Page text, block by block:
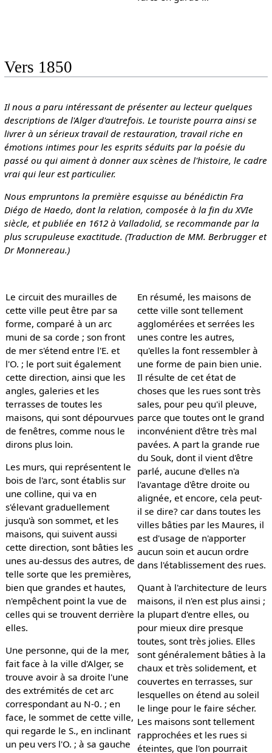
Vers 1850
Il nous a paru intéressant de présenter au lecteur quelques
descriptions de l'Alger d'autrefois. Le touriste pourra ainsi se
livrer à un sérieux travail de restauration, travail riche en
émotions intimes pour les esprits séduits par la poésie du
passé ou qui aiment à donner aux scènes de l'histoire, le cadre
vrai qui leur est particulier.
Nous empruntons la première esquisse au bénédictin Fra
Diégo de Haedo, dont la relation, composée à la fin du XVIe
siècle, et publiée en 1612 à Valladolid, se recommande par la
plus scrupuleuse exactitude. (Traduction de MM. Berbrugger et
Dr Monnereau.)
Le circuit des murailles de
cette ville peut être par sa
forme, comparé à un arc
muni de sa corde ; son front
de mer s'étend entre l'E. et
l'O. ; le port suit également
cette direction, ainsi que les
angles, galeries et les
terrasses de toutes les
maisons, qui sont dépourvues
de fenêtres, comme nous le
dirons plus loin.
Les murs, qui représentent le
bois de l'arc, sont établis sur
une colline, qui va en
s'élevant graduellement
jusqu'à son sommet, et les
maisons, qui suivent aussi
cette direction, sont bâties les
unes au-dessus des autres, de
telle sorte que les premières,
bien que grandes et hautes,
n'empêchent point la vue de
celles qui se trouvent derrière
elles.
Une personne, qui de la mer,
fait face à la ville d'Alger, se
trouve avoir à sa droite l'une
des extrémités de cet arc
correspondant au N-0. ; en
face, le sommet de cette ville,
qui regarde le S., en inclinant
un peu vers l'O. ; à sa gauche
En résumé, les maisons de
cette ville sont tellement
agglomérées et serrées les
unes contre les autres,
qu'elles la font ressembler à
une forme de pain bien unie.
Il résulte de cet état de
choses que les rues sont très
sales, pour peu qu'il pleuve,
parce que toutes ont le grand
inconvénient d'être très mal
pavées. A part la grande rue
du Souk, dont il vient d'être
parlé, aucune d'elles n'a
l'avantage d'être droite ou
alignée, et encore, cela peut-
il se dire? car dans toutes les
villes bâties par les Maures, il
est d'usage de n'apporter
aucun soin et aucun ordre
dans l'établissement des rues.
Quant à l'architecture de leurs
maisons, il n'en est plus ainsi ;
la plupart d'entre elles, ou
pour mieux dire presque
toutes, sont très jolies. Elles
sont généralement bâties à la
chaux et très solidement, et
couvertes en terrasses, sur
lesquelles on étend au soleil
le linge pour le faire sécher.
Les maisons sont tellement
rapprochées et les rues si
éteintes, que l'on pourrait